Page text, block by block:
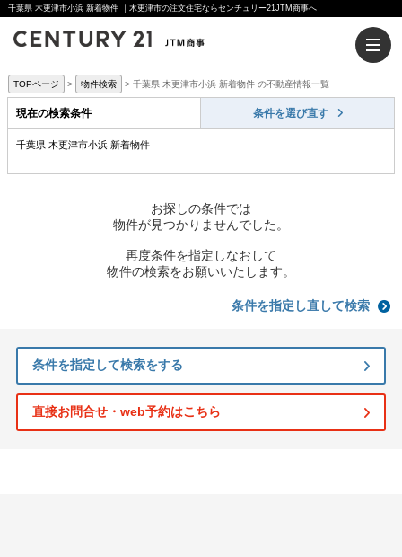
千葉県 木更津市小浜 新着物件 ｜木更津市の注文住宅ならセンチュリー21JTM商事へ
TOPページ 物件検索 千葉県 木更津市小浜 新着物件 の不動産情報一覧
現在の検索条件 条件を選び直す
千葉県 木更津市小浜 新着物件
お探しの条件では
物件が見つかりませんでした。
再度条件を指定しなおして
物件の検索をお願いいたします。
条件を指定し直して検索
条件を指定して検索をする
直接お問合せ・web予約はこちら